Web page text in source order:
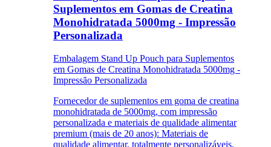
Suplementos em Gomas de Creatina
Monohidratada 5000mg - Impressão
Personalizada
Embalagem Stand Up Pouch para Suplementos
em Gomas de Creatina Monohidratada 5000mg -
Impressão Personalizada
Fornecedor de suplementos em goma de creatina
monohidratada de 5000mg, com impressão
personalizada e materiais de qualidade alimentar
premium (mais de 20 anos): Materiais de
qualidade alimentar, totalmente personalizáveis,